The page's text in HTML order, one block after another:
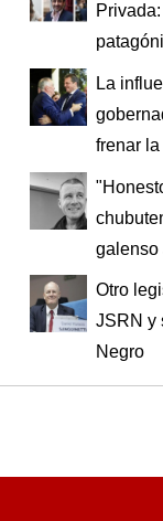
La
frenar
galenso
Otro
JSRN y
Negro